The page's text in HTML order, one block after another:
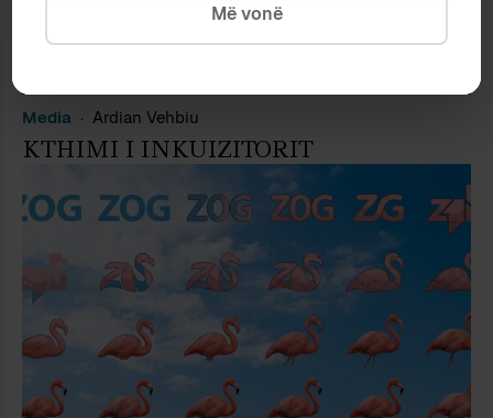
Media Ardian Vehbiu
KTHIMI I INKUIZITORIT
Më vonë